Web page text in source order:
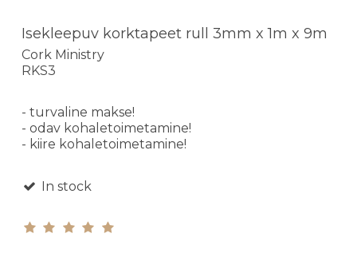
Isekleepuv korktapeet rull 3mm x 1m x 9m
Cork Ministry
RKS3
- turvaline makse!
- odav kohaletoimetamine!
- kiire kohaletoimetamine!
In stock